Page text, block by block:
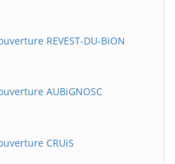
REVEST-DU-BiON
AUBiGNOSC
CRUiS